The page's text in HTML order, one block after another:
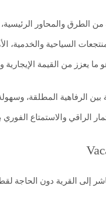
الطرق والمحاور
السياحية والخدمية،
من القيمة الإيجارية
المطلقة،
الراقي والاستمتاع الفوري
والمباشر إلى القرية دون